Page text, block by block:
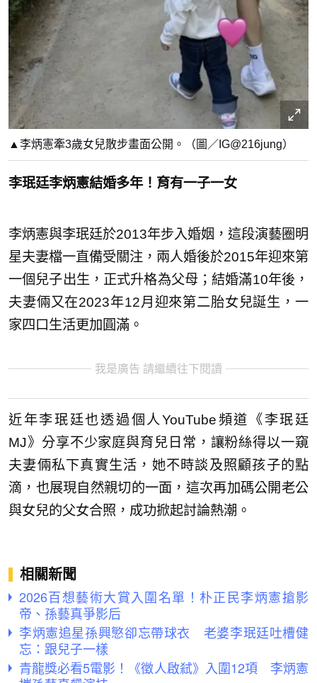
▲李炳憲牽3歲女兒散步畫面公開。（圖／IG@216jung）
李珉廷李炳憲結婚多年！育有一子一女
李炳憲與李珉廷於2013年步入婚姻，這段演藝圈明
星夫妻檔一直備受關注，兩人婚後於2015年迎來第
一個兒子出生，正式升格為父母；結婚滿10年後，
夫妻倆又在2023年12月迎來第二胎女兒誕生，一
家四口生活更加圓滿。
我是廣告 請繼續往下閱讀
近年李珉廷也透過個人YouTube頻道《李珉廷
MJ》分享不少家庭與育兒日常，讓粉絲得以一窺
夫妻倆私下真實生活，她不時談及照顧孩子的點
滴，也展現自然親切的一面，這次再加碼公開老公
與女兒的父女合照，成功掀起討論熱潮。
相關新聞
2026百想藝術大賞入圍名單！朴正民李炳憲搶影
帝、孫藝真爭影后
李炳憲追星孫興慜卻忘帶球衣 老婆李珉廷吐槽健
忘：跟兒子一樣
青龍獎必看5電影！《徵人啟弒》入圍12項 李炳憲